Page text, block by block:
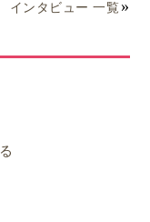
インタビュー 一覧